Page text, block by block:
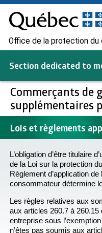
Office de la protection du
Section dedicated to
Commerçants de
supplémentaires
Lois et règlements
L’obligation d’être titulaire
de la Loi sur la protection
Règlement d’application
consommateur détermine
Les règles relatives aux
aux articles 260.7 à
entreprise sous
n’êtes pas soumis aux